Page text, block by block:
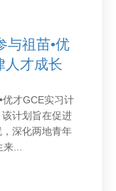
与祖苗•优
人才成长
才GCE实习计
计划旨在促进
深化两地青年
...